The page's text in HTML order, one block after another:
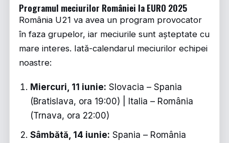
Programul meciurilor României la EURO 2025
România U21 va avea un program provocator
în faza grupelor, iar meciurile sunt așteptate cu
mare interes. Iată-calendarul meciurilor echipei
noastre:
Miercuri, 11 iunie: Slovacia – Spania
(Bratislava, ora 19:00) | Italia – România
(Trnava, ora 22:00)
Sâmbătă, 14 iunie: Spania – România